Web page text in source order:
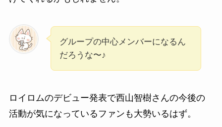
グループの中心メンバーになるん
だろうな〜♪
ロイロムのデビュー発表で西山智樹さんの今後の
活動が気になっているファンも大勢いるはず。